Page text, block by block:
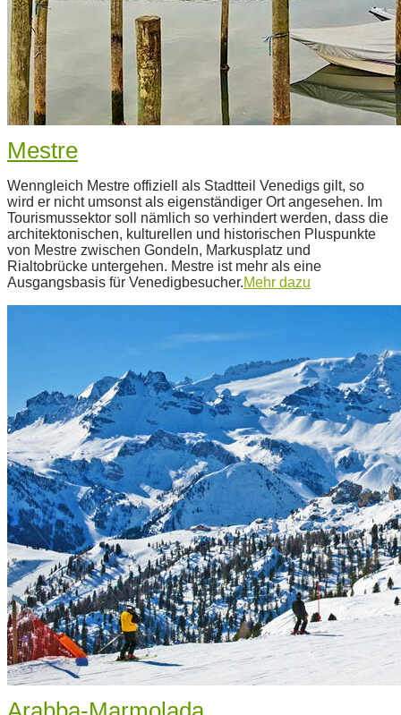
Mestre
06-
28
Wenngleich Mestre offiziell als Stadtteil Venedigs gilt, so
wird er nicht umsonst als eigenständiger Ort angesehen. Im
Tourismussektor soll nämlich so verhindert werden, dass die
architektonischen, kulturellen und historischen Pluspunkte
von Mestre zwischen Gondeln, Markusplatz und
Rialtobrücke untergehen. Mestre ist mehr als eine
Ausgangsbasis für Venedigbesucher.Mehr dazu